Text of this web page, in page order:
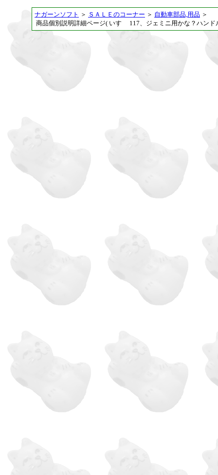
ナガーンソフト ＞ ＳＡＬＥのコーナー ＞ 自動車部品,用品 ＞
商品個別説明詳細ページ( いすゞ 117、ジェミニ用かな？ハンド